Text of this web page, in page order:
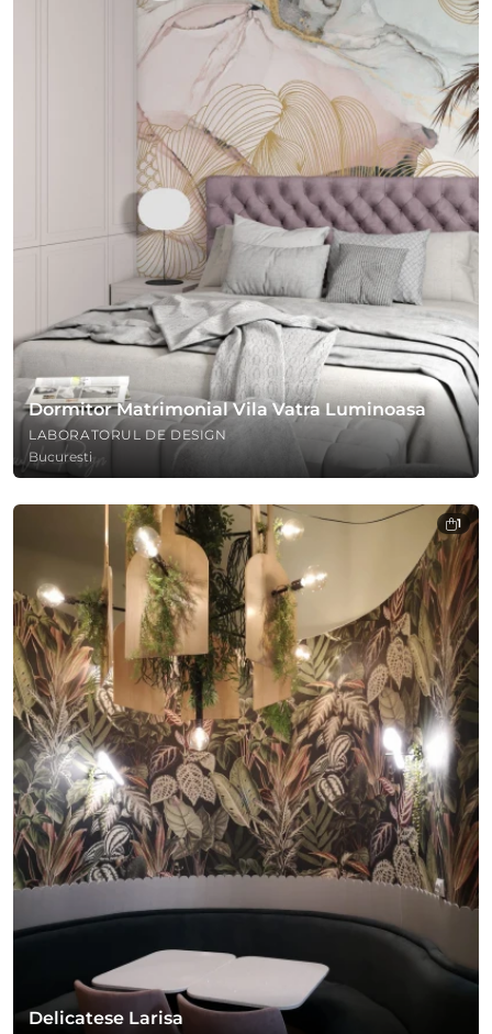
Dormitor Matrimonial Vila Vatra Luminoasa
LABORATORUL DE DESIGN
Bucuresti
1
Delicatese Larisa